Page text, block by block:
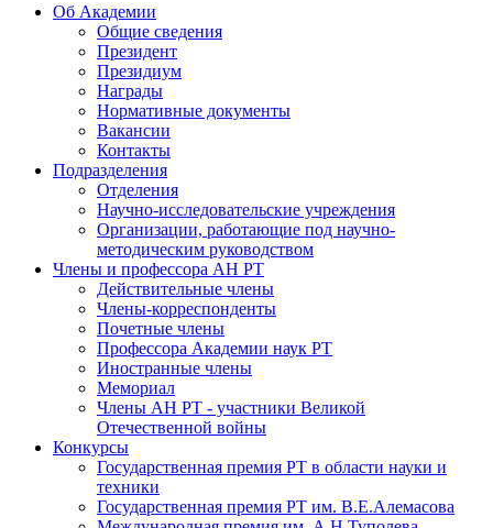
Об Академии
Общие сведения
Президент
Президиум
Награды
Нормативные документы
Вакансии
Контакты
Подразделения
Отделения
Научно-исследовательские учреждения
Организации, работающие под научно-
методическим руководством
Члены и профессора АН РТ
Действительные члены
Члены-корреспонденты
Почетные члены
Профессора Академии наук РТ
Иностранные члены
Мемориал
Члены АН РТ - участники Великой
Отечественной войны
Конкурсы
Государственная премия РТ в области науки и
техники
Государственная премия РТ им. В.Е.Алемасова